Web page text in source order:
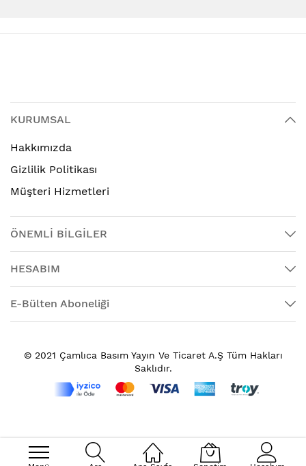
KURUMSAL
Hakkımızda
Gizlilik Politikası
Müşteri Hizmetleri
ÖNEMLİ BİLGİLER
HESABIM
E-Bülten Aboneliği
© 2021 Çamlıca Basım Yayın Ve Ticaret A.Ş Tüm Hakları
Saklıdır.